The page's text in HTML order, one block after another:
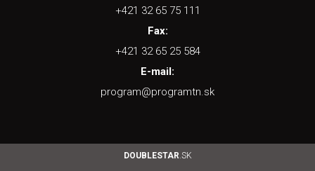
+421 32 65 75 111
Fax:
+421 32 65 25 584
E-mail:
program@programtn.sk
DOUBLESTAR.SK